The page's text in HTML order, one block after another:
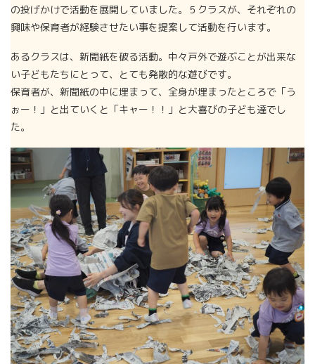
の投げかけで活動を展開していました。５クラスが、それぞれの
興味や保育者が経験させたい事を提案して活動を行います。
あるクラスは、新聞紙を破る活動。中々戸外で遊ぶことが出来な
い子どもたちにとって、とても発散的な遊びです。
保育者が、新聞紙の中に埋まって、全身が埋まったところで「う
ぉー！」と出ていくと「キャー！！」と大喜びの子ども達でし
た。